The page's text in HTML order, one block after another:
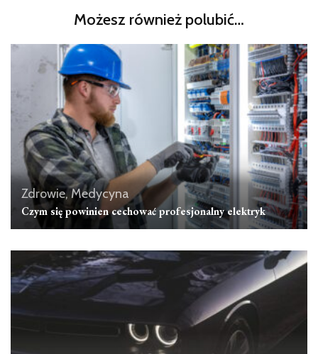
Możesz również polubić…
Zdrowie, Medycyna
Czym się powinien cechować profesjonalny elektryk